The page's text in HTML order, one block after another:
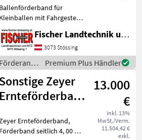
Ballenförderband für
Kleinballen mit Fahrgestell
Länge 7, 5m E Motor 380 V
Voll funktionsfähig
Kommen sie vorbei, das
der Firma Fischer
Ihnen das
Fischer Landtechnik und Kfz KG
3073 Stössing
Förderanlagen
Sonstige
Premium Plus Händler
Sonstige Zeyer
Ernteförderband
13.000
€
inkl. 13%
MwSt./Verm.
11.504,42 €
exkl.
Ernteförderband,
Förderband seitlich 4, 00 m,